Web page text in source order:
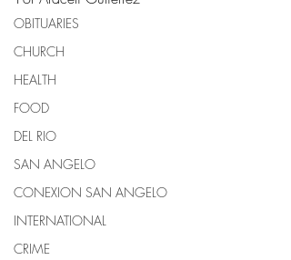
OBITUARIES
CHURCH
HEALTH
FOOD
DEL RIO
SAN ANGELO
CONEXION SAN ANGELO
INTERNATIONAL
CRIME